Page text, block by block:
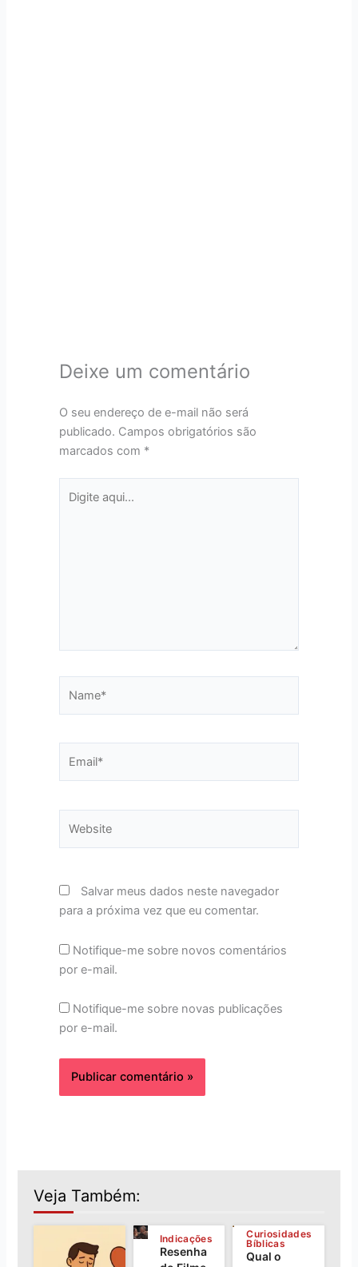
Deixe um comentário
O seu endereço de e-mail não será
publicado. Campos obrigatórios são
marcados com *
aqui...
Salvar meus dados neste navegador
para a próxima vez que eu comentar.
Notifique-me sobre novos comentários
por e-mail.
Notifique-me sobre novas publicações
por e-mail.
Veja Também:
Indicações
Resenha
Curiosidades
Bíblicas
Qual o